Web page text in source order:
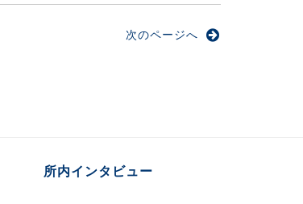
次のページへ
所内インタビュー